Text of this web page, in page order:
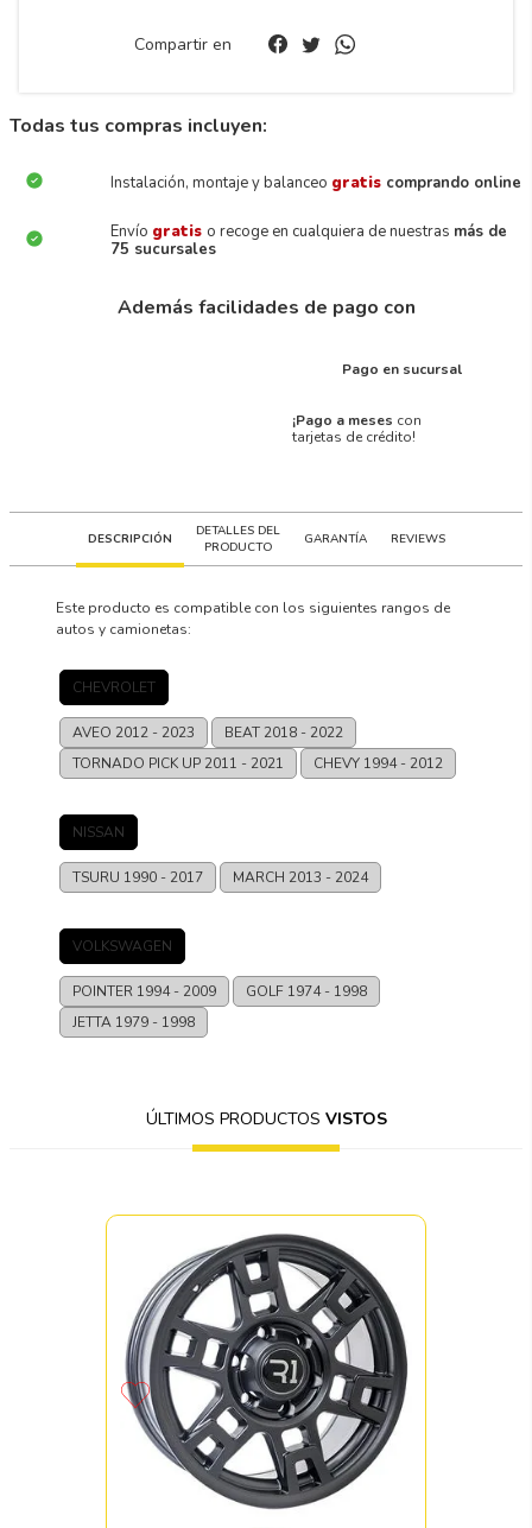
Compartir en
Todas tus compras incluyen:
Instalación, montaje y balanceo gratis comprando online
Envío gratis o recoge en cualquiera de nuestras más de
75 sucursales
Además facilidades de pago con
Pago en sucursal
¡Pago a meses con
tarjetas de crédito!
DESCRIPCIÓN
DETALLES DEL
PRODUCTO
GARANTÍA REVIEWS
Este producto es compatible con los siguientes rangos de
autos y camionetas:
CHEVROLET
AVEO 2012 - 2023 BEAT 2018 - 2022
TORNADO PICK UP 2011 - 2021 CHEVY 1994 - 2012
NISSAN
TSURU 1990 - 2017 MARCH 2013 - 2024
VOLKSWAGEN
POINTER 1994 - 2009 GOLF 1974 - 1998
JETTA 1979 - 1998
ÚLTIMOS PRODUCTOS VISTOS